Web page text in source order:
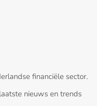
financiële sector.
nieuws en trends